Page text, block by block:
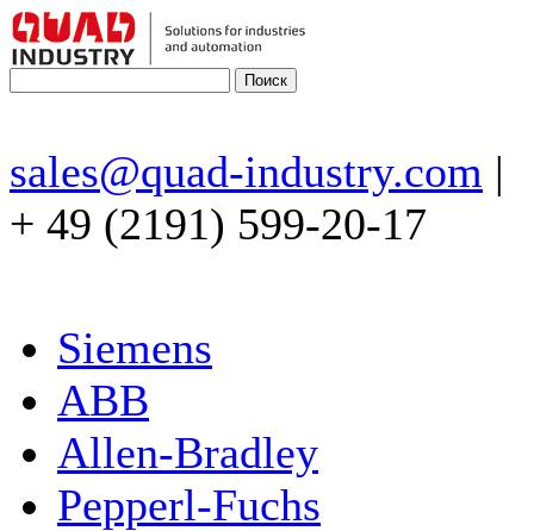
sales@quad-industry.com |
+ 49 (2191) 599-20-17
Siemens
ABB
Allen-Bradley
Pepperl-Fuchs